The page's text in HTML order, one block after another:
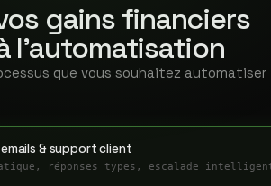
gains financiers
l'automatisation
que vous souhaitez automatiser
& support client
réponses types, escalade